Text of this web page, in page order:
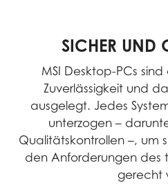
SICHER UND
MSI Desktop-PCs
Zuverlässigkeit und
ausgelegt. Jedes
unterzogen –
Qualitätskontrollen –, um
den Anforderungen des
gerecht